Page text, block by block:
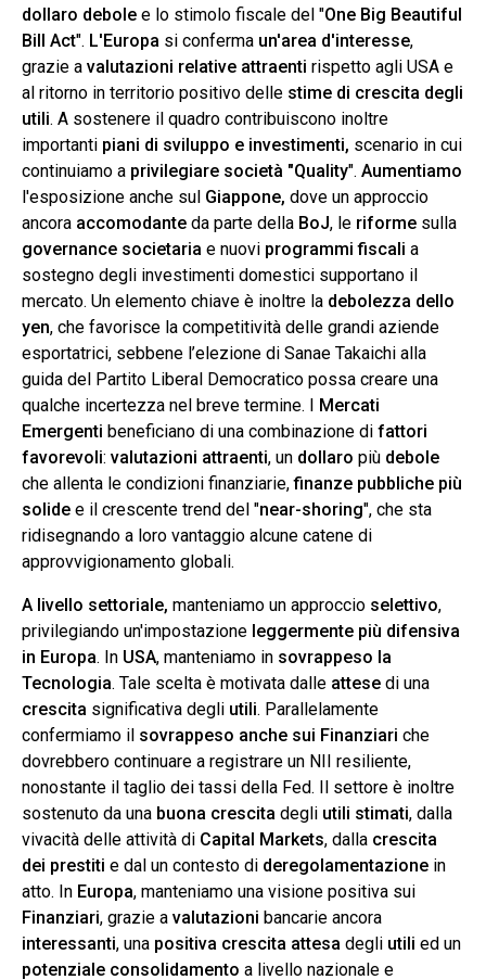
dollaro debole e lo stimolo fiscale del "One Big Beautiful
Bill Act". L'Europa si conferma un'area d'interesse,
grazie a valutazioni relative attraenti rispetto agli USA e
al ritorno in territorio positivo delle stime di crescita degli
utili. A sostenere il quadro contribuiscono inoltre
importanti piani di sviluppo e investimenti, scenario in cui
continuiamo a privilegiare società "Quality". Aumentiamo
l'esposizione anche sul Giappone, dove un approccio
ancora accomodante da parte della BoJ, le riforme sulla
governance societaria e nuovi programmi fiscali a
sostegno degli investimenti domestici supportano il
mercato. Un elemento chiave è inoltre la debolezza dello
yen, che favorisce la competitività delle grandi aziende
esportatrici, sebbene l’elezione di Sanae Takaichi alla
guida del Partito Liberal Democratico possa creare una
qualche incertezza nel breve termine. I Mercati
Emergenti beneficiano di una combinazione di fattori
favorevoli: valutazioni attraenti, un dollaro più debole
che allenta le condizioni finanziarie,finanze pubbliche più
solide e il crescente trend del "near-shoring", che sta
ridisegnando a loro vantaggio alcune catene di
approvvigionamento globali.
A livello settoriale, manteniamo un approccio selettivo,
privilegiando un'impostazione leggermente più difensiva
in Europa. In USA, manteniamo in sovrappeso la
Tecnologia. Tale scelta è motivata dalle attese di una
crescita significativa degli utili. Parallelamente
confermiamo il sovrappeso anche sui Finanziari che
dovrebbero continuare a registrare un NII resiliente,
nonostante il taglio dei tassi della Fed. Il settore è inoltre
sostenuto da una buona crescita degli utili stimati, dalla
vivacità delle attività di Capital Markets, dalla crescita
dei prestiti e dal un contesto di deregolamentazione in
atto. In Europa, manteniamo una visione positiva sui
Finanziari, grazie a valutazioni bancarie ancora
interessanti, una positiva crescita attesa degli utili ed un
potenziale consolidamento a livello nazionale e